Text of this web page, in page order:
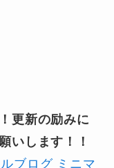
更新の励みに
いします！！